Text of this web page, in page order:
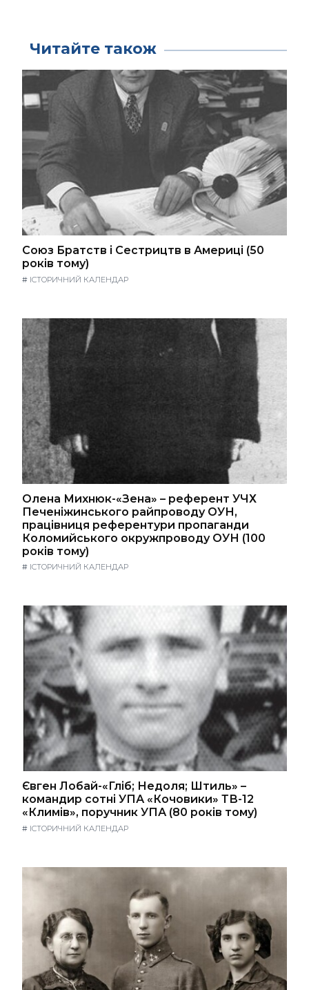
Читайте також
Союз Братств і Сестрицтв в Америці (50
років тому)
# ІСТОРИЧНИЙ КАЛЕНДАР
Олена Михнюк-«Зена» – референт УЧХ
Печеніжинського райпроводу ОУН,
працівниця референтури пропаганди
Коломийського окружпроводу ОУН (100
років тому)
# ІСТОРИЧНИЙ КАЛЕНДАР
Євген Лобай-«Гліб; Недоля; Штиль» –
командир сотні УПА «Кочовики» ТВ-12
«Климів», поручник УПА (80 років тому)
# ІСТОРИЧНИЙ КАЛЕНДАР